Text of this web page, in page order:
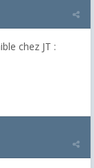
chez JT :